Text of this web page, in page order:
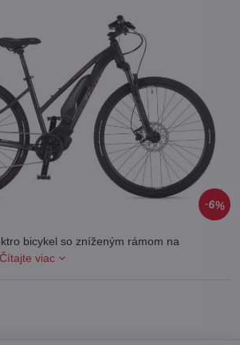
6%
bicykel so zníženým rámom na
Čítajte viac